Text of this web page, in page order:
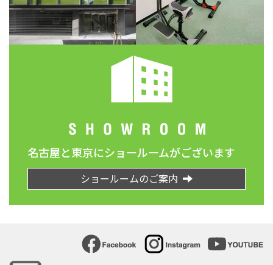
名古屋と東京にショールームがございます
ショールームのご案内